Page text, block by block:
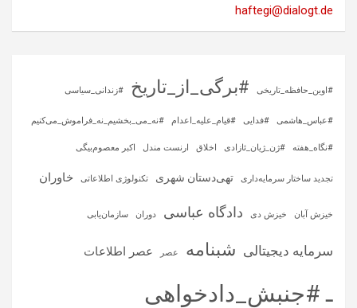
haftegi@dialogt.de
#اوین_حافظه_تاریخی #برگی_از_تاریخ #زندانی_سیاسی
#عباس_هاشمی #فدایی #قیام_علیه_اعدام #نه_می_بخشیم_نه_فراموش_می‌کنیم
#نگاه_هفته #ژن_ژیان_ئازادی اخلاق ارنست مندل اکبر معصوم‌بیگی
تجدید ساختار سرمایه‌داری تهی‌دستان شهری تکنولوژی اطلاعاتی خاوران
خیزش آبان خیزش دی دادگاه عباسی دوران سازمان‌یابی
سرمایه‌ دیجیتالی شبنامه عصر عصر اطلاعات
ـ #جنبش_دادخواهی